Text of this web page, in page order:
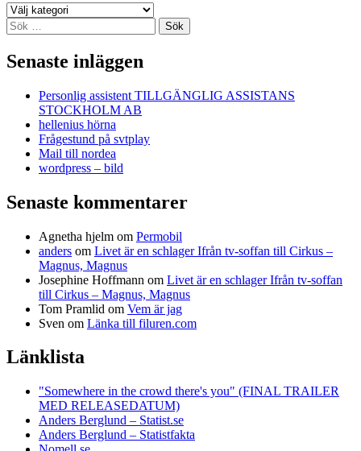
Kategorier
Sök
efter:
Senaste inläggen
Personlig assistent TILLGÄNGLIG ASSISTANS
STOCKHOLM AB
hellenius hörna
Frågestund på svtplay
Mail till nordea
wordpress – bild
Senaste kommentarer
Agnetha hjelm om Permobil
anders om Livet är en schlager Ifrån tv-soffan till Cirkus –
Magnus, Magnus
Josephine Hoffmann om Livet är en schlager Ifrån tv-soffan
till Cirkus – Magnus, Magnus
Tom Pramlid om Vem är jag
Sven om Länka till filuren.com
Länklista
"Somewhere in the crowd there's you" (FINAL TRAILER
MED RELEASEDATUM)
Anders Berglund – Statist.se
Anders Berglund – Statistfakta